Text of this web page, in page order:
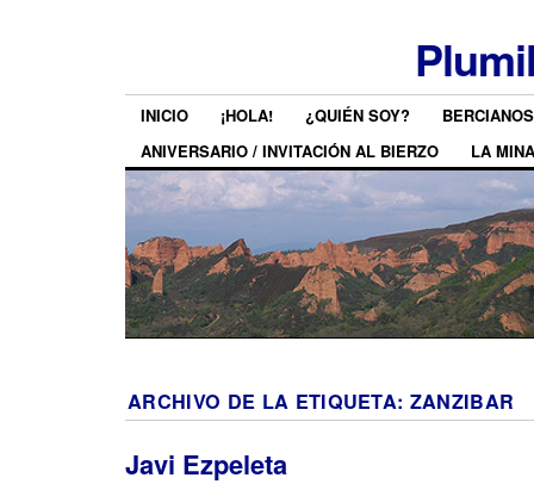
INICIO ¡HOLA! ¿QUIÉN SOY?
ANIVERSARIO / INVITACIÓN AL BIERZO
LA MINA
ARCHIVO DE LA ETIQUETA: ZANZIBAR
Javi Ezpeleta